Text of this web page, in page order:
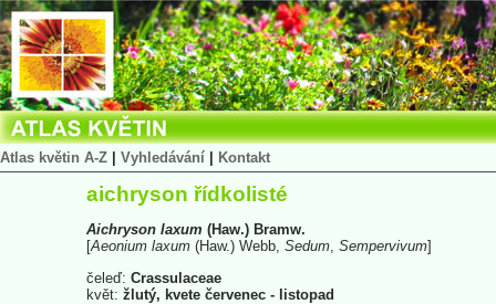
Atlas květin A-Z Vyhledávání Kontakt
aichryson řídkolisté
Aichryson laxum (Haw.) Bramw.
[Aeonium laxum (Haw.) Webb, Sedum, Sempervivum]
čeleď: Crassulaceae
květ: žlutý, kvete červenec - listopad